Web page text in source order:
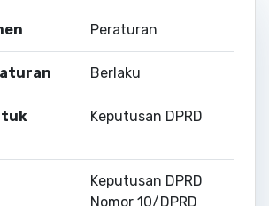
Peraturan
Berlaku
Keputusan DPRD
Keputusan DPRD
Nomor 10/DPRD